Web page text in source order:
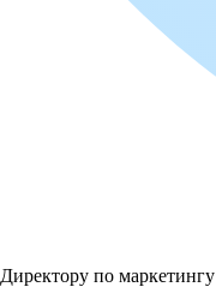
Директору по маркетингу